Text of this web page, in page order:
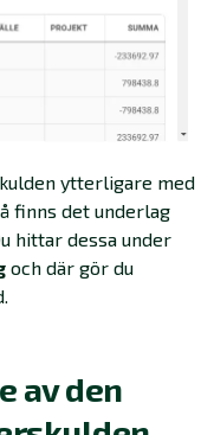
ytterligare med
finns det underlag
hittar dessa under
och där gör du
av den